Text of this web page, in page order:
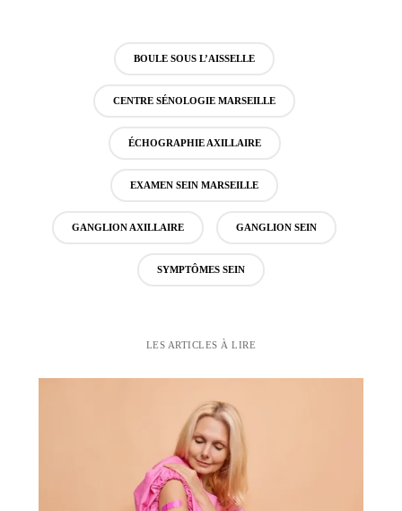
BOULE SOUS L’AISSELLE
CENTRE SÉNOLOGIE MARSEILLE
ÉCHOGRAPHIE AXILLAIRE
EXAMEN SEIN MARSEILLE
GANGLION AXILLAIRE GANGLION SEIN
SYMPTÔMES SEIN
LES ARTICLES À LIRE